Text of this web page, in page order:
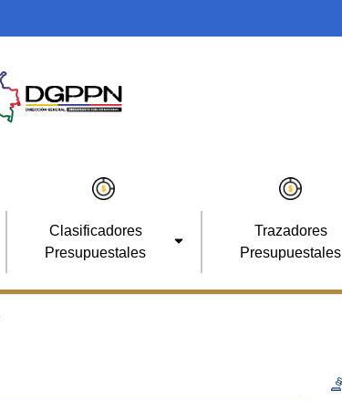
Clasificadores
Presupuestales
Trazadores
Presupuestales